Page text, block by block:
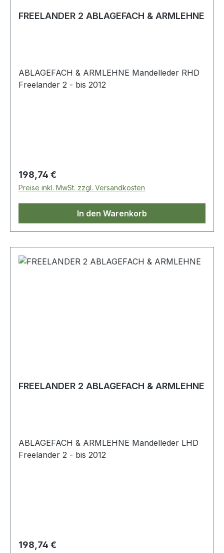
FREELANDER 2 ABLAGEFACH & ARMLEHNE
ABLAGEFACH & ARMLEHNE Mandelleder RHD
Freelander 2 - bis 2012
Regulärer Preis:
198,74 €
Preise inkl. MwSt. zzgl. Versandkosten
In den Warenkorb
FREELANDER 2 ABLAGEFACH & ARMLEHNE
ABLAGEFACH & ARMLEHNE Mandelleder LHD
Freelander 2 - bis 2012
Regulärer Preis:
198,74 €